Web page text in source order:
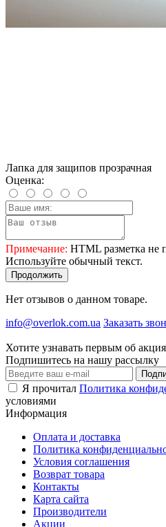
Лапка для защипов прозрачная
Оценка:
Примечание: HTML разметка не
Используйте обычный текст.
Продолжить
Нет отзывов о данном товаре.
info@overlok.com.ua Заказать
Хотите узнавать первым об
Подпишитесь на нашу рассылку
Я прочитал Политика
условиями
Информация
Оплата и доставка
Политика
Условия соглашения
Возврат товара
Контакты
Карта сайта
Производители
Акции